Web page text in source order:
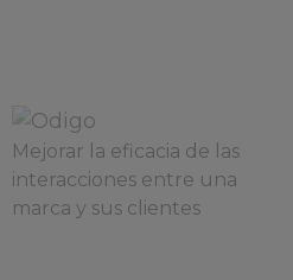
Mejorar la eficacia de las
interacciones entre una
marca y sus clientes